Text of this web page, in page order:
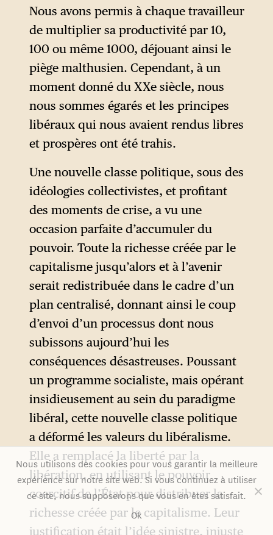
Nous avons permis à chaque travailleur
de multiplier sa productivité par 10,
100 ou même 1000, déjouant ainsi le
piège malthusien. Cependant, à un
moment donné du XXe siècle, nous
nous sommes égarés et les principes
libéraux qui nous avaient rendus libres
et prospères ont été trahis.
Une nouvelle classe politique, sous des
idéologies collectivistes, et profitant
des moments de crise, a vu une
occasion parfaite d’accumuler du
pouvoir. Toute la richesse créée par le
capitalisme jusqu’alors et à l’avenir
serait redistribuée dans le cadre d’un
plan centralisé, donnant ainsi le coup
d’envoi d’un processus dont nous
subissons aujourd’hui les
conséquences désastreuses. Poussant
un programme socialiste, mais opérant
insidieusement au sein du paradigme
libéral, cette nouvelle classe politique
a déformé les valeurs du libéralisme.
Elle a remplacé la liberté par la
libération, en utilisant le pouvoir
coercitif de l’État pour distribuer la
richesse créée par le capitalisme. Leur
justification était l’idée sinistre, injuste
Nous utilisons des cookies pour vous garantir la meilleure
expérience sur notre site web. Si vous continuez à utiliser
ce site, nous supposerons que vous en êtes satisfait.
Ok